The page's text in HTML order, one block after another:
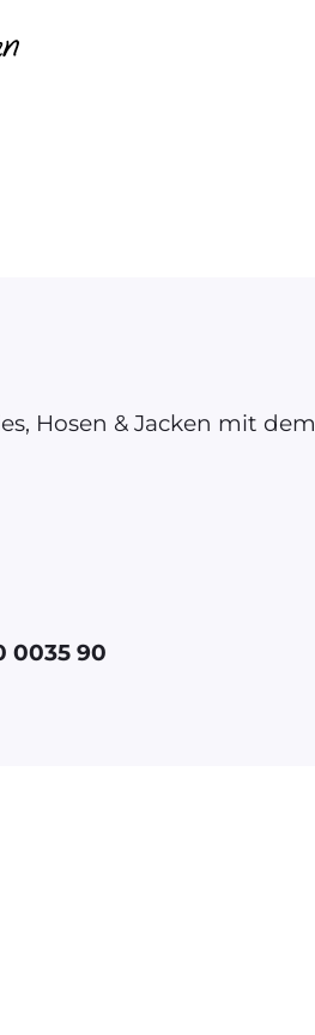
Hosen & Jacken mit
0035 90